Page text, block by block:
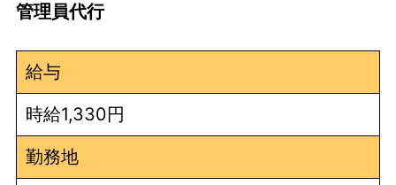
管理員代行
給与
時給1,330円
勤務地